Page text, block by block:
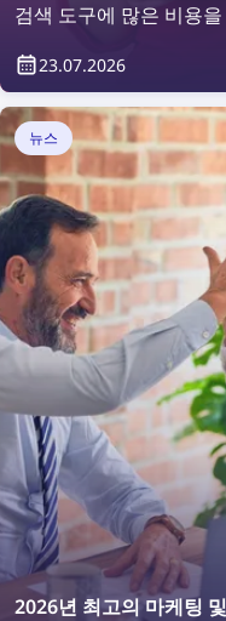
검색 도구에 많은 비용
인 얼굴 검색 서비스들을
23.07.2026
뉴스
2026년 최고의 마케팅